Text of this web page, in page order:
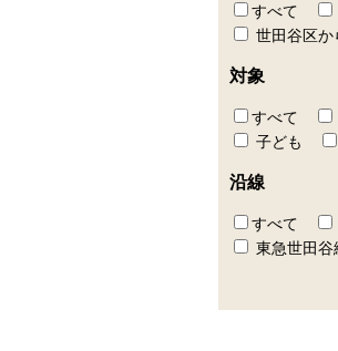
すべて
世田谷区か
対象
すべて
子ども
沿線
すべて
東急世田谷